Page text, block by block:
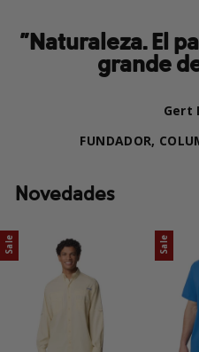
"Naturaleza. El
grande
Gert
FUNDADOR,
Novedades
Sale Sale